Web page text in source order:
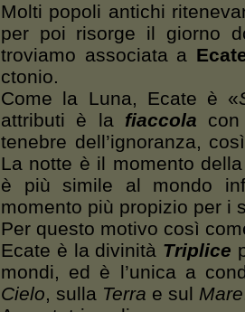
Molti popoli antichi
per poi risorge il giorno
troviamo associata a
ctonio.
Come la Luna, Ecate è «
attributi è la fiaccola
tenebre dell’ignoranza,
La notte è il momento
è più simile al mondo
momento più propizio per i
Per questo motivo così
Ecate è la divinità Triplice
mondi, ed è l’unica a
Cielo, sulla Terra e sul Mare